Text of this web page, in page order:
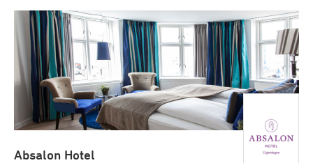
Absalon Hotel